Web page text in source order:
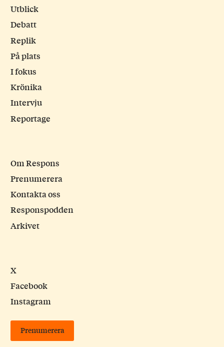
Utblick
Debatt
Replik
På plats
I fokus
Krönika
Intervju
Reportage
Om Respons
Prenumerera
Kontakta oss
Responspodden
Arkivet
X
Facebook
Instagram
Prenumerera